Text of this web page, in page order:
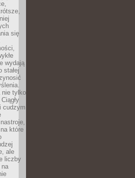
się
wydają
stałej
nie tylko
cudzym
które
ale
liczby
na